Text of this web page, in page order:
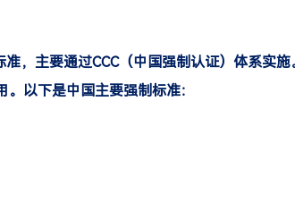
，主要通过CCC（中国强制认证）体系实施
以下是中国主要强制标准：